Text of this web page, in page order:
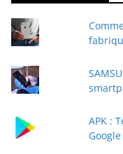
r
e
e
a
APK :